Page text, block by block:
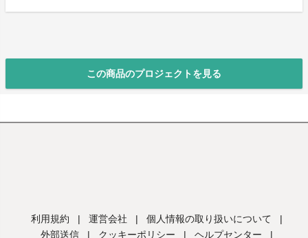
この商品のプロジェクトを見る
利用規約 | 運営会社 | 個人情報の取り扱いについて
|
外部送信
| クッキーポリシー | ヘルプセンター |